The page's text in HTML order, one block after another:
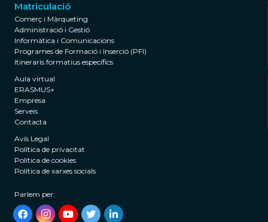
Matriculació
Comerç i Màrqueting
Administració i Gestió
Informàtica i Comunicacions
Programes de Formació i Inserció (PFI)
Itineraris formatius específics
Aula virtual
ERASMUS+
Empresa
Serveis
Contacta
Avís Legal
Política de privacitat
Política de cookies
Política de xarxes socials